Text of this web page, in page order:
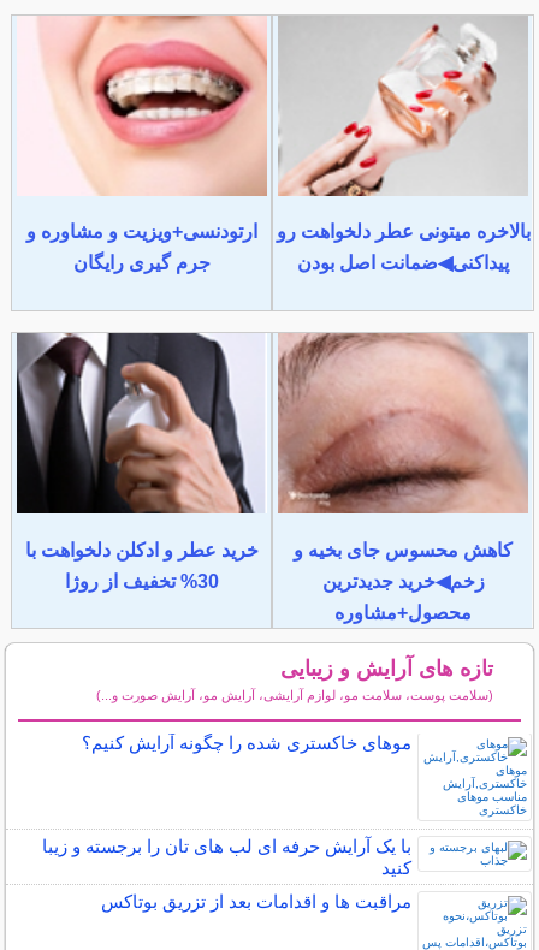
بالاخره میتونی عطر دلخواهت رو
پیداکنی◀ضمانت اصل بودن
ارتودنسی+ویزیت و مشاوره و
جرم گیری رایگان
کاهش محسوس جای بخیه و
زخم◀خرید جدیدترین
محصول+مشاوره
خرید عطر و ادکلن دلخواهت با
30% تخفیف از روژا
تازه های آرایش و زیبایی
(سلامت پوست، سلامت مو، لوازم آرایشی، آرایش مو، آرایش صورت و...)
موهای خاکستری شده را چگونه آرایش کنیم؟
با یک آرایش حرفه ای لب های تان را برجسته و زیبا
کنید
مراقبت ها و اقدامات بعد از تزریق بوتاکس